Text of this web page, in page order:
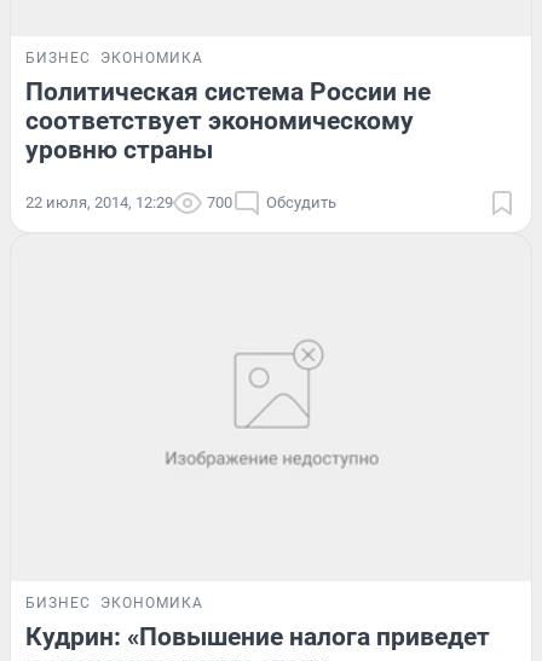
БИЗНЕС ЭКОНОМИКА
Политическая система России не
соответствует экономическому
уровню страны
22 июля, 2014, 12:29 700 Обсудить
БИЗНЕС ЭКОНОМИКА
Кудрин: «Повышение налога приведет